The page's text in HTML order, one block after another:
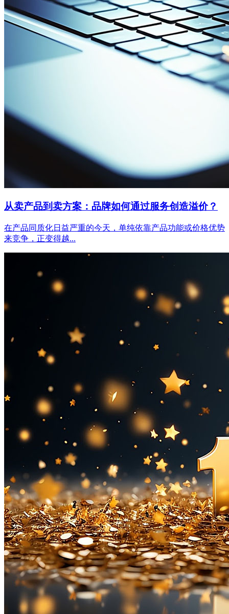
从卖产品到卖方案：品牌如何通过服务创造溢价？
在产品同质化日益严重的今天，单纯依靠产品功能或价格优势
来竞争，正变得越...